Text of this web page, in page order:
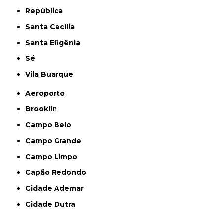
República
Santa Cecília
Santa Efigênia
Sé
Vila Buarque
Aeroporto
Brooklin
Campo Belo
Campo Grande
Campo Limpo
Capão Redondo
Cidade Ademar
Cidade Dutra